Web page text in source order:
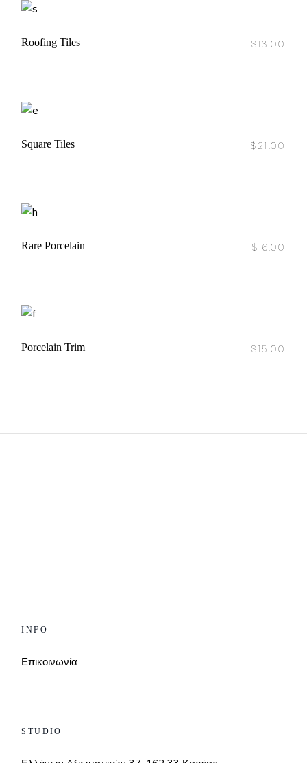
Roofing Tiles $13.00
Square Tiles $ 21.00
Rare Porcelain $16.00
Porcelain Trim $15.00
INFO
Επικοινωνία
STUDIO